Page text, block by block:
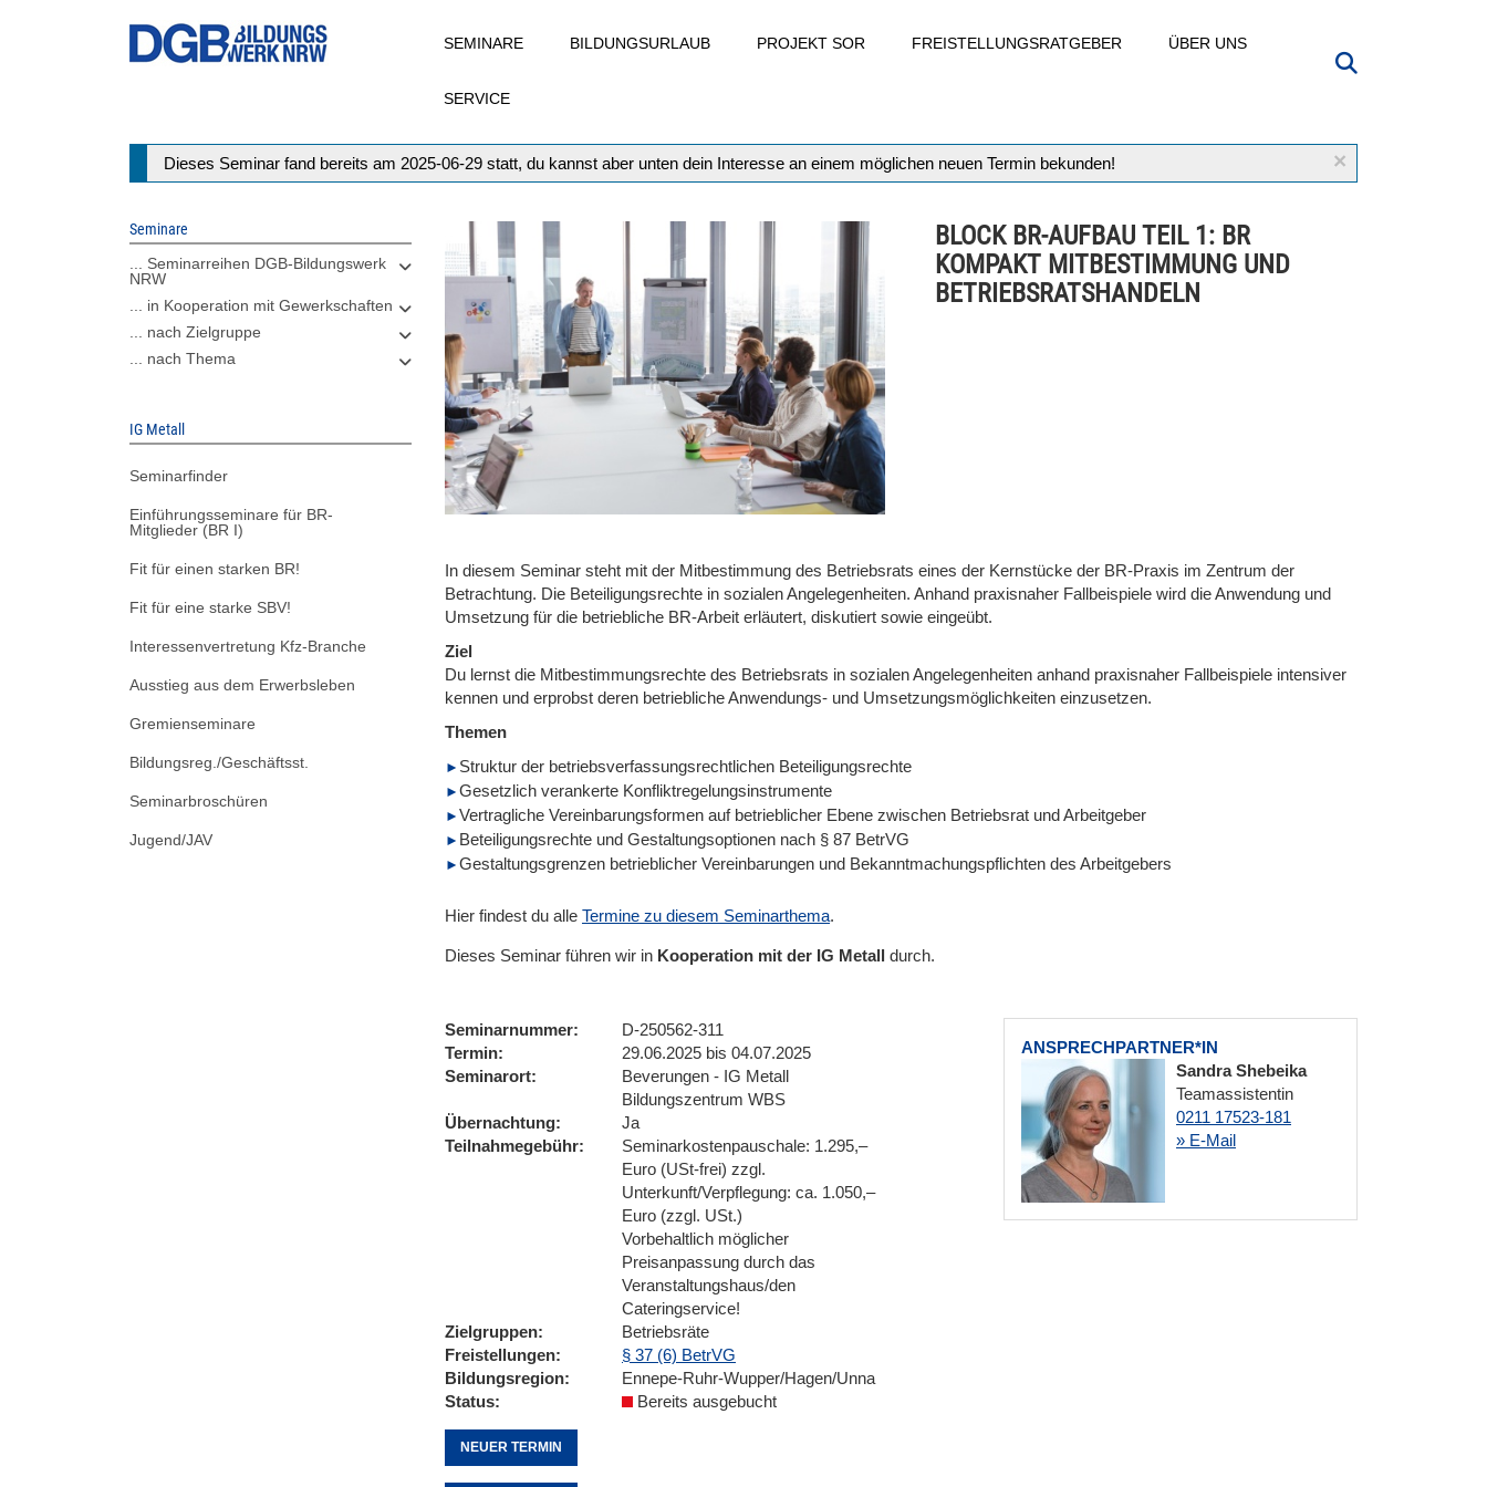
SEMINARE BILDUNGSURLAUB PROJEKT SOR FREISTELLUNGSRATGEBER ÜBER UNS
SERVICE
×
Statusmeldung
Dieses Seminar fand bereits am 2025-06-29 statt, du kannst aber unten dein Interesse an einem möglichen neuen Termin bekunden!
Seminare
... Seminarreihen DGB-Bildungswerk
NRW
... in Kooperation mit Gewerkschaften
... nach Zielgruppe
... nach Thema
IG Metall
Seminarfinder
Einführungsseminare für BR-
Mitglieder (BR I)
Fit für einen starken BR!
Fit für eine starke SBV!
Interessenvertretung Kfz-Branche
Ausstieg aus dem Erwerbsleben
Gremienseminare
Bildungsreg./Geschäftsst.
Seminarbroschüren
Jugend/JAV
BLOCK BR-AUFBAU TEIL 1: BR
KOMPAKT MITBESTIMMUNG UND
BETRIEBSRATSHANDELN
In diesem Seminar steht mit der Mitbestimmung des Betriebsrats eines der Kernstücke der BR-Praxis im Zentrum der
Betrachtung. Die Beteiligungsrechte in sozialen Angelegenheiten. Anhand praxisnaher Fallbeispiele wird die Anwendung und
Umsetzung für die betriebliche BR-Arbeit erläutert, diskutiert sowie eingeübt.
Ziel
Du lernst die Mitbestimmungsrechte des Betriebsrats in sozialen Angelegenheiten anhand praxisnaher Fallbeispiele intensiver
kennen und erprobst deren betriebliche Anwendungs- und Umsetzungsmöglichkeiten einzusetzen.
Themen
Struktur der betriebsverfassungsrechtlichen Beteiligungsrechte
Gesetzlich verankerte Konfliktregelungsinstrumente
Vertragliche Vereinbarungsformen auf betrieblicher Ebene zwischen Betriebsrat und Arbeitgeber
Beteiligungsrechte und Gestaltungsoptionen nach § 87 BetrVG
Gestaltungsgrenzen betrieblicher Vereinbarungen und Bekanntmachungspflichten des Arbeitgebers
Hier findest du alle Termine zu diesem Seminarthema.
Dieses Seminar führen wir in Kooperation mit der IG Metall durch.
ANSPRECHPARTNER*IN
Sandra Shebeika
Teamassistentin
0211 17523-181
» E-Mail
Seminarnummer
D-250562-311
Termin
29.06.2025 bis 04.07.2025
Seminarort
Beverungen - IG Metall
Bildungszentrum WBS
Übernachtung
Ja
Teilnahmegebühr
Seminarkostenpauschale: 1.295,–
Euro (USt-frei) zzgl.
Unterkunft/Verpflegung: ca. 1.050,–
Euro (zzgl. USt.)
Vorbehaltlich möglicher
Preisanpassung durch das
Veranstaltungshaus/den
Cateringservice!
Zielgruppen
Betriebsräte
Freistellungen
§ 37 (6) BetrVG
Bildungsregion
Ennepe-Ruhr-Wupper/Hagen/Unna
Status
Bereits ausgebucht
NEUER TERMIN